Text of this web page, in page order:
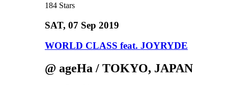
184 Stars
SAT, 07 Sep 2019
WORLD CLASS feat. JOYRYDE
@ ageHa / TOKYO, JAPAN